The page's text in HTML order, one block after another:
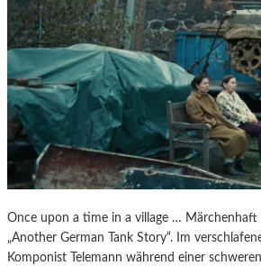
Once upon a time in a village … Märchenhaft
„Another German Tank Story“. Im
Komponist Telemann während einer